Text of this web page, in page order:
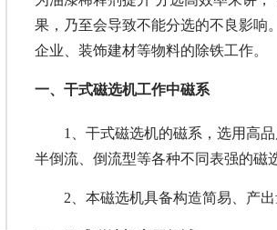
果，乃至会导致不能分选的不良影响
企业、装饰建材等物料的除铁工作。
一、干式磁选机工作中磁系
1、干式磁选机的磁系，选用高
半倒流、倒流型等各种不同表强的磁
2、本磁选机具备构造简易、产